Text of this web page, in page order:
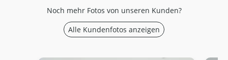
Noch mehr Fotos von unseren Kunden?
Alle Kundenfotos anzeigen